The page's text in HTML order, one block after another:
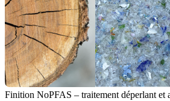
Finition NoPFAS – traitement déperlant et